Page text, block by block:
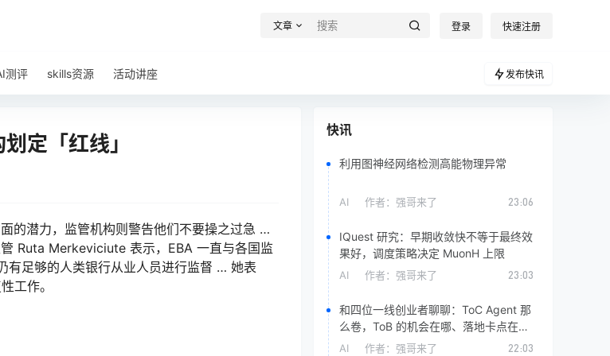
文章 登录 快速注册
测评 skills资源 活动讲座 发布快讯
定「红线」
的潜力，监管机构则警告他们不要操之过急 …
Ruta Merkeviciute 表示，EBA 一直与各国监
有足够的人类银行从业人员进行监督 … 她表
工作。
快讯
利用图神经网络检测高能物理异常
AI 作者： 强哥来了 23:06
IQuest 研究：早期收敛快不等于最终效
果好，调度策略决定 MuonH 上限
AI 作者： 强哥来了 23:03
和四位一线创业者聊聊：ToC Agent 那
么卷，ToB 的机会在哪、落地卡点在
哪？
AI 作者： 强哥来了 22:03